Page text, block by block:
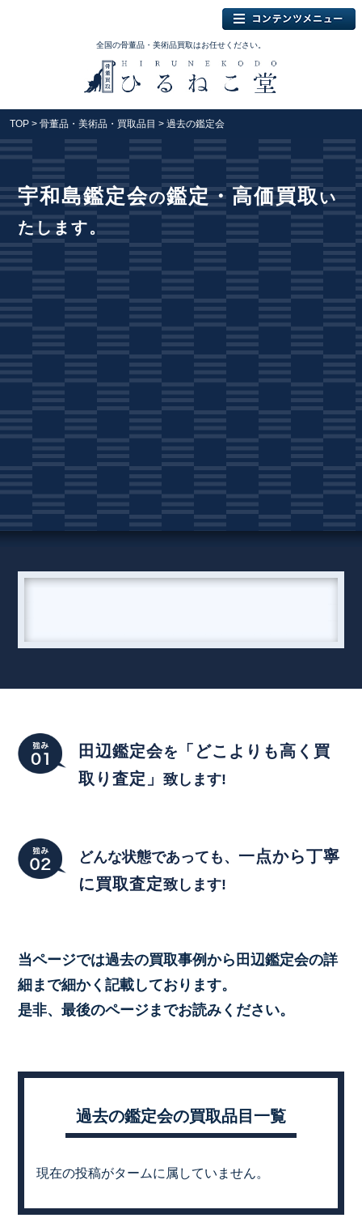
全国の骨董品・美術品買取はお任せください。
TOP > 骨董品・美術品・買取品目 > 過去の鑑定会
宇和島鑑定会の鑑定・高価買取 い
たします。
田辺鑑定会を
「どこよりも高く買
取り査定」致します!
どんな状態であっても、 一点から丁寧
に買取査定致します!
当ページでは過去の買取事例から田辺鑑定会の詳
細まで細かく記載しております。
是非、最後のページまでお読みください。
過去の鑑定会の買取品目一覧
現在の投稿がタームに属していません。